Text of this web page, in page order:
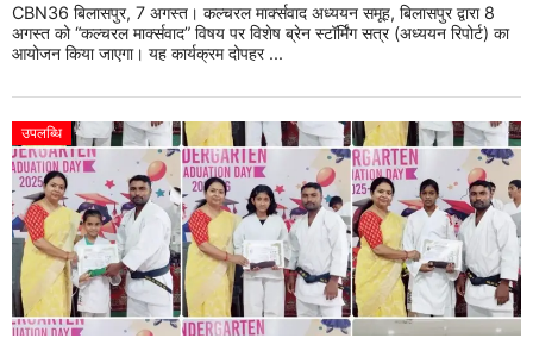
CBN36 बिलासपुर, 7 अगस्त। कल्चरल मार्क्सवाद अध्ययन समूह, बिलासपुर द्वारा 8
अगस्त को “कल्चरल मार्क्सवाद” विषय पर विशेष ब्रेन स्टॉर्मिंग सत्र (अध्ययन रिपोर्ट) का
आयोजन किया जाएगा। यह कार्यक्रम दोपहर ...
उपलब्धि